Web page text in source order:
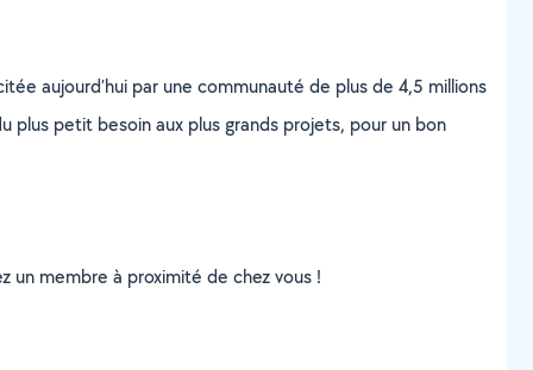
aujourd’hui par une communauté de plus de 4,5 millions
plus petit besoin aux plus grands projets, pour un bon
un membre à proximité de chez vous !